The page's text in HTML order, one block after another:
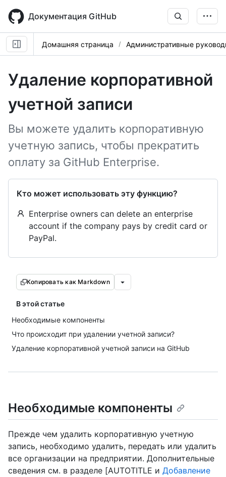
main
content
Документация GitHub
Домашняя страница Административные
Удаление корпоративной
учетной записи
Вы можете удалить корпоративную
учетную запись, чтобы прекратить
оплату за GitHub Enterprise.
Кто может использовать эту функцию?
Enterprise owners can delete an enterprise
account if the company pays by credit card or
PayPal.
Копировать как Markdown
В этой статье
Необходимые компоненты
Что происходит при удалении учетной записи?
Удаление корпоративной учетной записи на GitHub
Необходимые компоненты
Прежде чем удалить корпоративную учетную
запись, необходимо удалить, передать или удалить
все организации на предприятии. Дополнительные
сведения см. в разделе [AUTOTITLE и Добавление